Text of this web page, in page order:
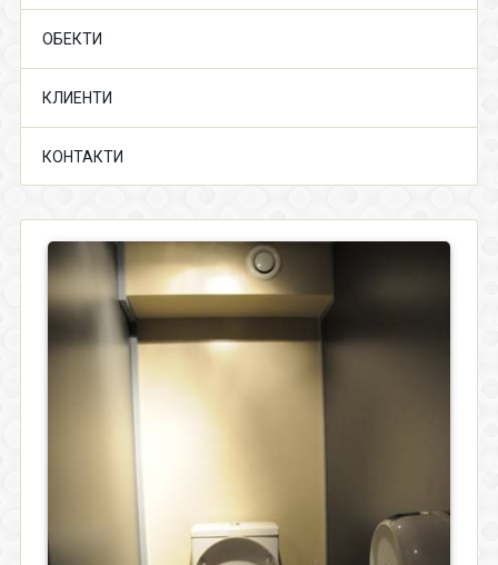
ОБЕКТИ
КЛИЕНТИ
КОНТАКТИ